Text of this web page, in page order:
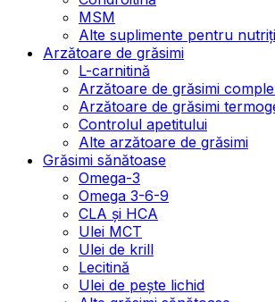
MSM
Alte suplimente pentru
Arzătoare de grăsimi
L-carnitină
Arzătoare de grăsimi
Arzătoare de grăsimi
Controlul apetitului
Alte arzătoare de grăsimi
Grăsimi sănătoase
Omega-3
Omega 3-6-9
CLA şi HCA
Ulei MCT
Ulei de krill
Lecitină
Ulei de pește lichid